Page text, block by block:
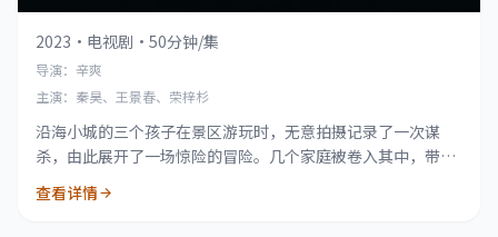
2023 · 电视剧 · 50分钟/集
导演：辛爽
主演：秦昊、王景春、荣梓杉
沿海小城的三个孩子在景区游玩时，无意拍摄记录了一次谋
杀，由此展开了一场惊险的冒险。几个家庭被卷入其中，带向
查看详情